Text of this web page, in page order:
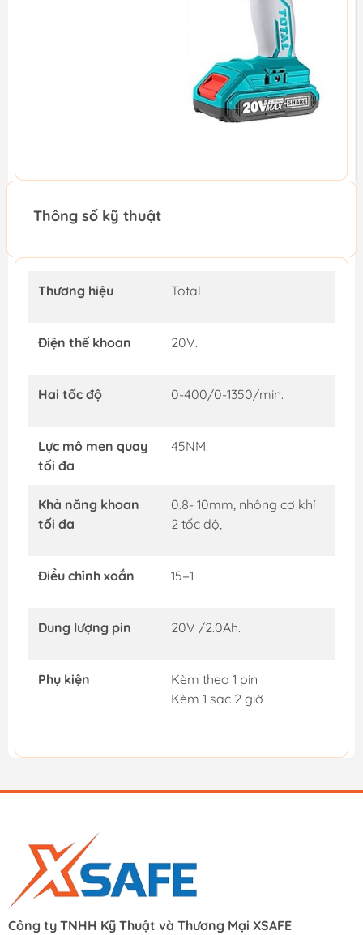
Thông số kỹ thuật
Thương hiệu Total
Điện thế khoan 20V.
Hai tốc độ 0-400/0-1350/min.
Lực mô men quay
tối đa
45NM.
Khả năng khoan
tối đa
0.8- 10mm, nhông cơ khí
2 tốc độ,
Điều chỉnh xoắn 15+1
Dung lượng pin 20V /2.0Ah.
Phụ kiện
Kèm theo 1 pin
Kèm 1 sạc 2 giờ
Công ty TNHH Kỹ Thuật và Thương Mại XSAFE